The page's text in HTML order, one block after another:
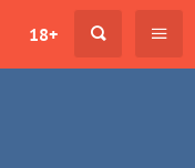
18+